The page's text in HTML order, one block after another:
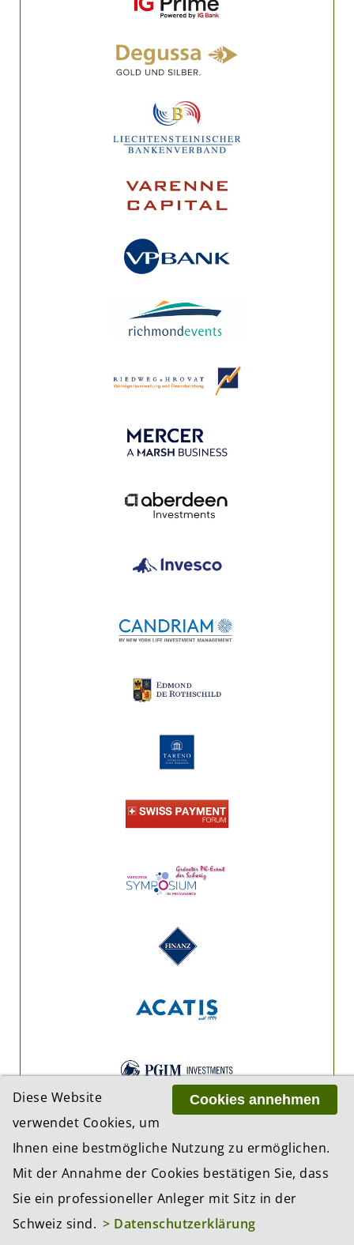
Cookies annehmen
Diese Website
verwendet Cookies, um
Ihnen eine bestmögliche Nutzung zu ermöglichen.
Mit der Annahme der Cookies bestätigen Sie, dass
Sie ein professioneller Anleger mit Sitz in der
Schweiz sind. > Datenschutzerklärung